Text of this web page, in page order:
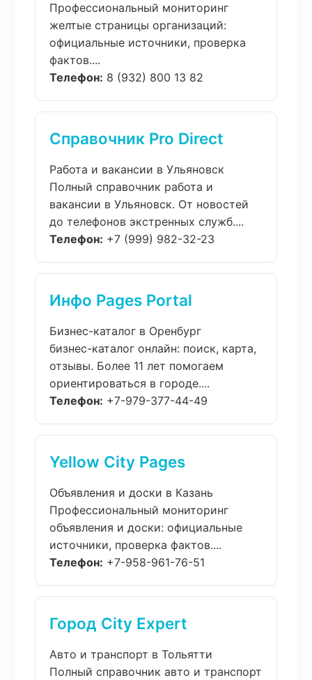
Профессиональный мониторинг
желтые страницы организаций:
официальные источники, проверка
фактов....
Телефон: 8 (932) 800 13 82
Справочник Pro Direct
Работа и вакансии в Ульяновск
Полный справочник работа и
вакансии в Ульяновск. От новостей
до телефонов экстренных служб....
Телефон: +7 (999) 982-32-23
Инфо Pages Portal
Бизнес-каталог в Оренбург
бизнес-каталог онлайн: поиск, карта,
отзывы. Более 11 лет помогаем
ориентироваться в городе....
Телефон: +7-979-377-44-49
Yellow City Pages
Объявления и доски в Казань
Профессиональный мониторинг
объявления и доски: официальные
источники, проверка фактов....
Телефон: +7-958-961-76-51
Город City Expert
Авто и транспорт в Тольятти
Полный справочник авто и транспорт